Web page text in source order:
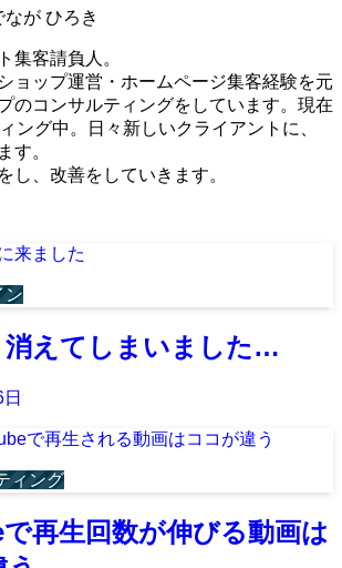
なが ひろき
集客請負人。
ョップ運営・ホームページ集客経験を元
のコンサルティングをしています。現在
ング中。日々新しいクライアントに、
す。
し、改善をしていきます。
ン
消えてしまいました…
ィング
再生回数が伸びる動画は